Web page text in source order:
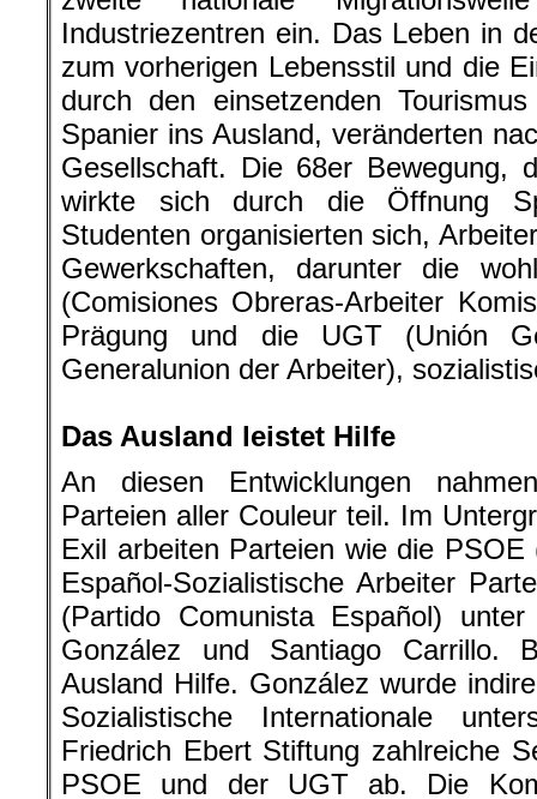
Industriezentren ein. Das Leben in
zum vorherigen Lebensstil und die
durch den einsetzenden
Spanier ins Ausland, veränderten
Gesellschaft. Die 68er Bewegung,
wirkte sich durch die Öffnung
Studenten organisierten sich,
Gewerkschaften, darunter die
(Comisiones Obreras-Arbeiter
Prägung und die UGT (Unión
Generalunion der Arbeiter),
Das Ausland leistet Hilfe
An diesen Entwicklungen
Parteien aller Couleur teil. Im
Exil arbeiten Parteien wie die
Español-Sozialistische Arbeiter
(Partido Comunista Español)
González und Santiago Carrillo.
Ausland Hilfe. González wurde
Sozialistische Internationale
Friedrich Ebert Stiftung zahlreiche
PSOE und der UGT ab. Die